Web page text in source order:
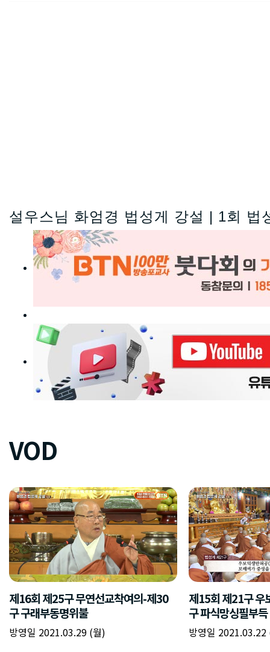
설우스님 화엄경 법성게 강설 | 1회 법